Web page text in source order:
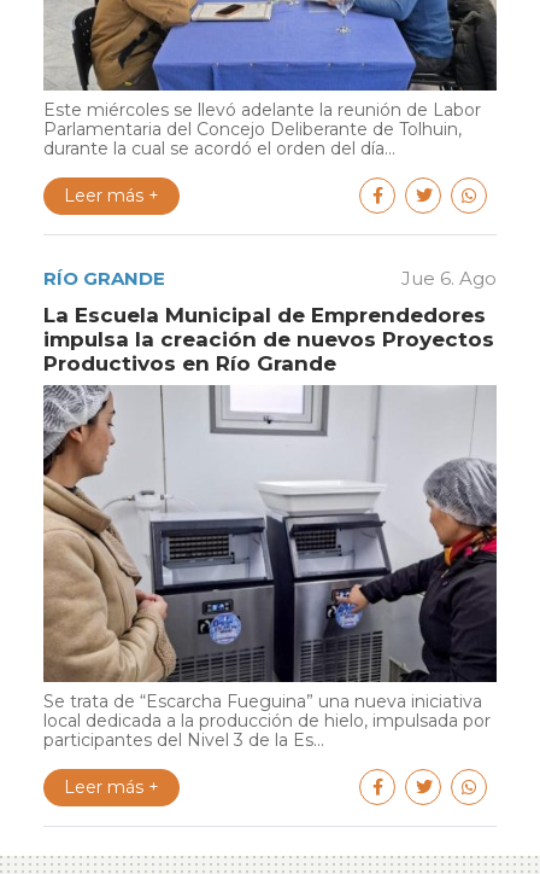
Este miércoles se llevó adelante la reunión de Labor
Parlamentaria del Concejo Deliberante de Tolhuin,
durante la cual se acordó el orden del día...
Leer más +
RÍO GRANDE Jue 6. Ago
La Escuela Municipal de Emprendedores
impulsa la creación de nuevos Proyectos
Productivos en Río Grande
Se trata de “Escarcha Fueguina” una nueva iniciativa
local dedicada a la producción de hielo, impulsada por
participantes del Nivel 3 de la Es...
Leer más +